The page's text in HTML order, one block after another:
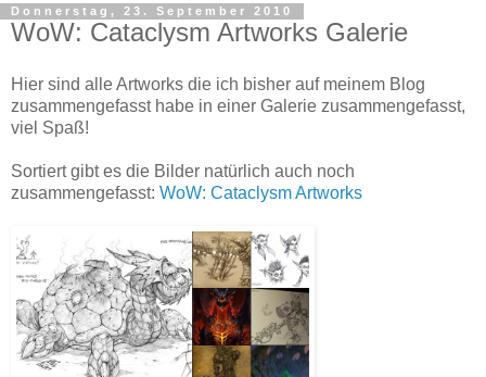
Donnerstag, 23. September 2010
WoW: Cataclysm Artworks Galerie
Hier sind alle Artworks die ich bisher auf meinem Blog
zusammengefasst habe in einer Galerie zusammengefasst,
viel Spaß!
Sortiert gibt es die Bilder natürlich auch noch
zusammengefasst: WoW: Cataclysm Artworks